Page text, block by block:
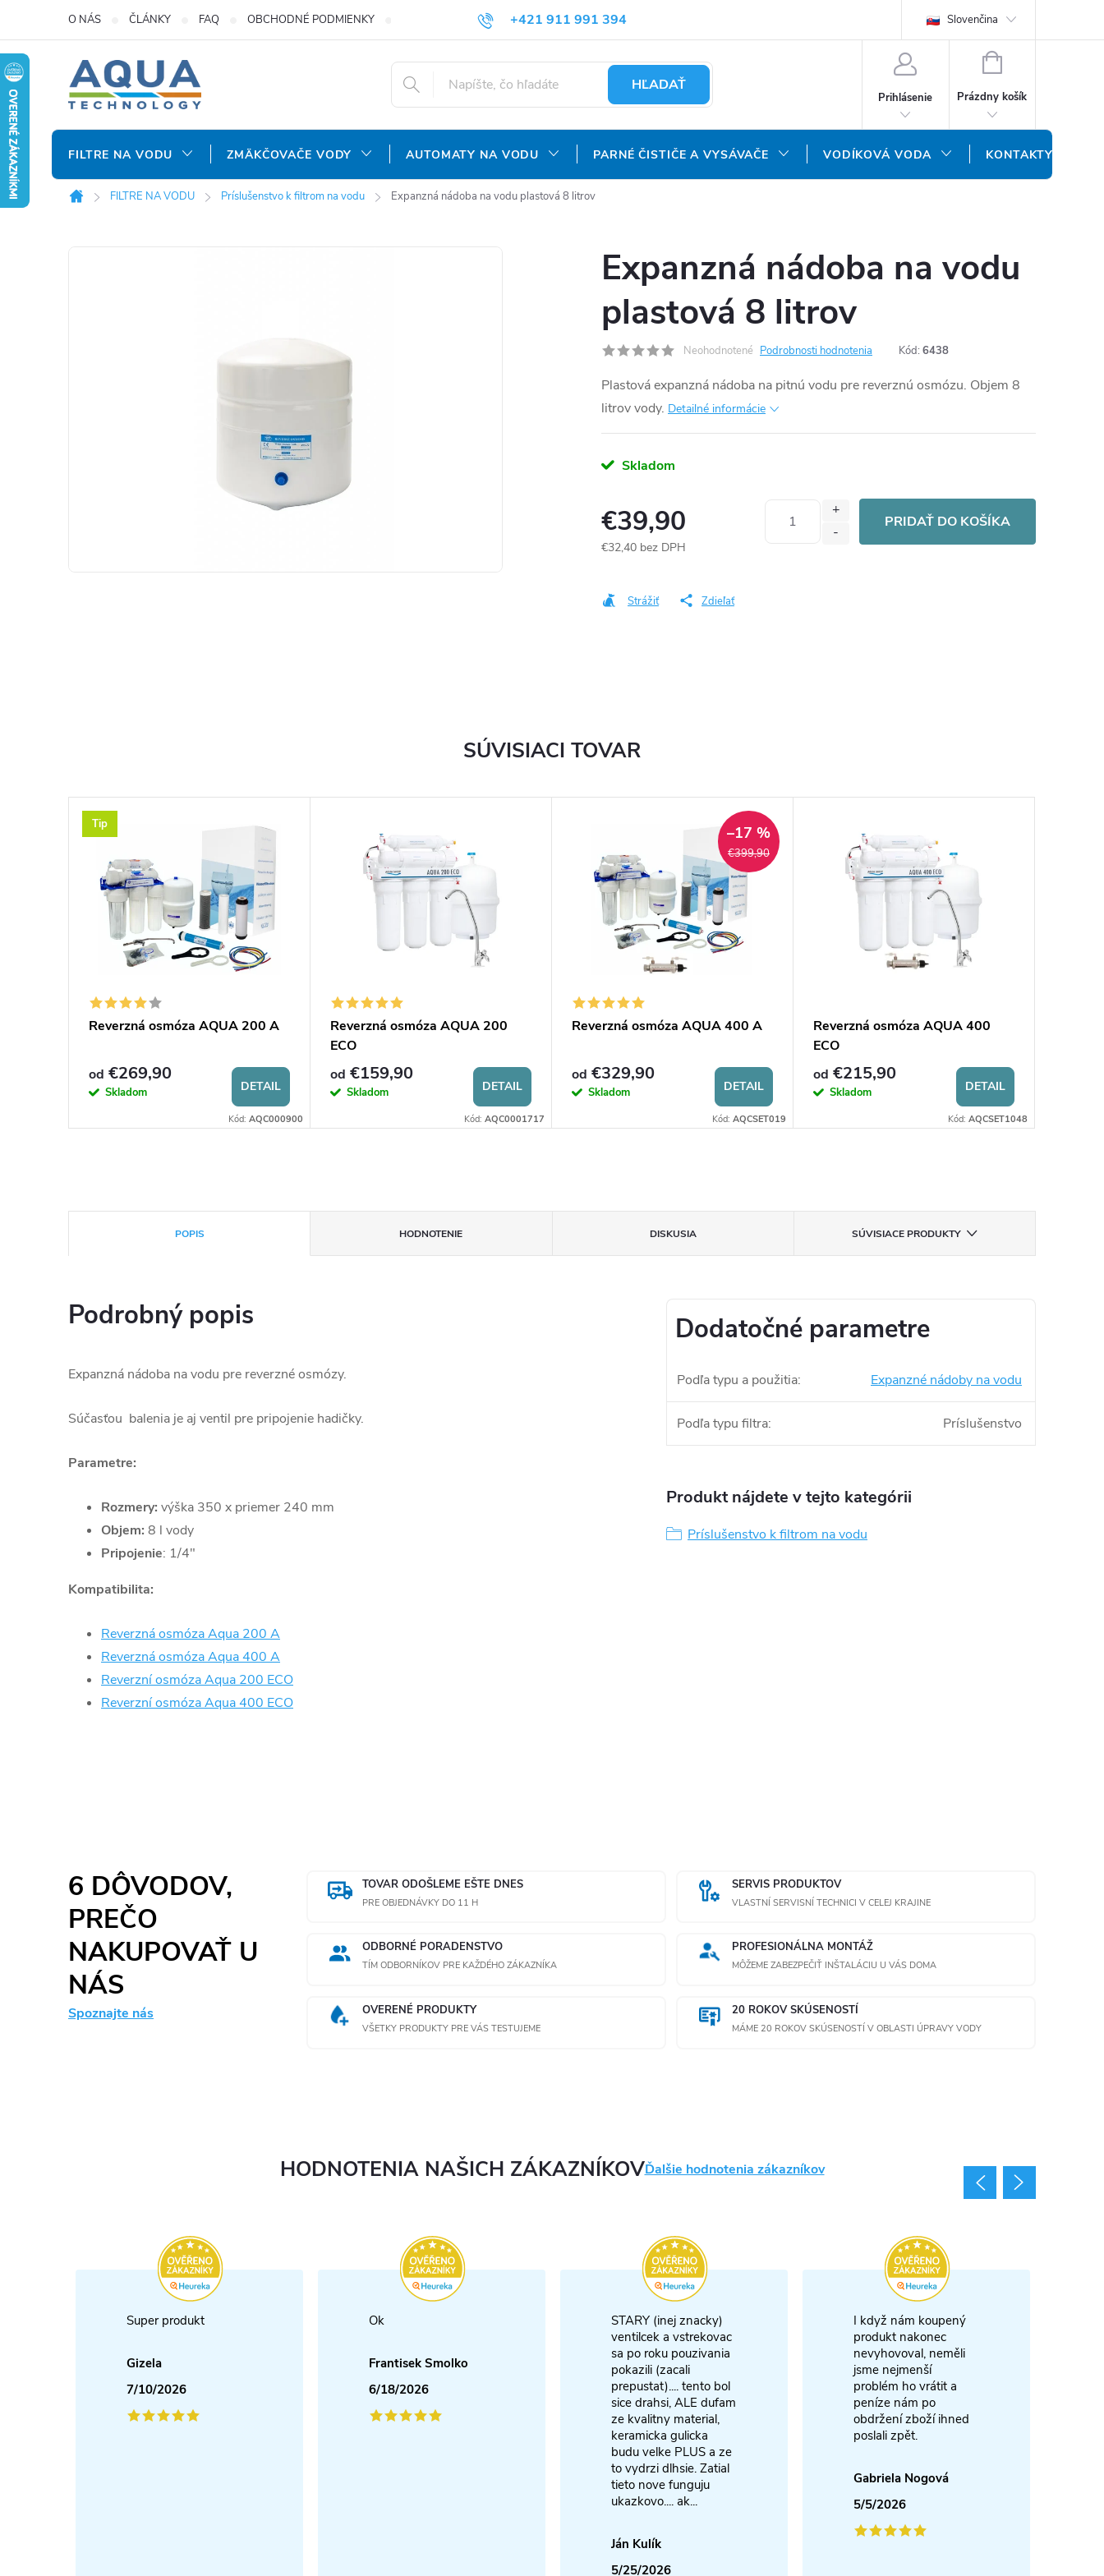
obsah
+421 911 991 394
info@aquatechnology.sk
O NÁS ČLÁNKY FAQ OBCHODNÉ PODMIENKY REKLAMAČNÝ PORIADOK OCHRANA OSOBNÝCH ÚDAJOV DOPRAVA A PLATBA
Slovenčina
HĽADAŤ
Prihlásenie
NÁKUPNÝ
Prázdny košík
FILTRE NA VODU ZMÄKČOVAČE VODY AUTOMATY NA VODU PARNÉ ČISTIČE A VYSÁVAČE VODÍKOVÁ VODA KONTAKTY
Domov
FILTRE NA VODU Príslušenstvo k filtrom na vodu Expanzná nádoba na vodu plastová 8 litrov
Expanzná nádoba na vodu
plastová 8 litrov
Neohodnotené Podrobnosti hodnotenia Kód: 6438
Plastová expanzná nádoba na pitnú vodu pre reverznú osmózu. Objem 8
litrov vody. Detailné informácie
Skladom
€39,90
€32,40 bez DPH
PRIDAŤ DO KOŠÍKA
Strážiť Zdieľať
POPIS HODNOTENIE DISKUSIA SÚVISIACE PRODUKTY
Podrobný popis
Expanzná nádoba na vodu pre reverzné osmózy.
Súčasťou balenia je aj ventil pre pripojenie hadičky.
Parametre:
Rozmery: výška 350 x priemer 240 mm
Objem: 8 l vody
Pripojenie: 1/4"
Kompatibilita:
Reverzná osmóza Aqua 200 A
Reverzná osmóza Aqua 400 A
Reverzní osmóza Aqua 200 ECO
Reverzní osmóza Aqua 400 ECO
Dodatočné parametre
Podľa typu a použitia: Expanzné nádoby na vodu
Podľa typu filtra: Príslušenstvo
Produkt nájdete v tejto kategórii
Príslušenstvo k filtrom na vodu
SÚVISIACI TOVAR
Tip
Reverzná osmóza AQUA 200 A
od €269,90
Skladom DETAIL
Kód: AQC000900
Reverzná osmóza AQUA 200
ECO
od €159,90
Skladom DETAIL
Kód: AQC0001717
€399,90
–17 %
Reverzná osmóza AQUA 400 A
od €329,90
Skladom DETAIL
Kód: AQCSET019
Reverzná osmóza AQUA 400
ECO
od €215,90
Skladom DETAIL
Kód: AQCSET1048
6 DÔVODOV,
PREČO
NAKUPOVAŤ U
NÁS
Spoznajte nás
TOVAR ODOŠLEME EŠTE DNES
PRE OBJEDNÁVKY DO 11 H
SERVIS PRODUKTOV
VLASTNÍ SERVISNÍ TECHNICI V CELEJ KRAJINE
ODBORNÉ PORADENSTVO
TÍM ODBORNÍKOV PRE KAŽDÉHO ZÁKAZNÍKA
PROFESIONÁLNA MONTÁŽ
MÔŽEME ZABEZPEČIŤ INŠTALÁCIU U VÁS DOMA
OVERENÉ PRODUKTY
VŠETKY PRODUKTY PRE VÁS TESTUJEME
20 ROKOV SKÚSENOSTÍ
MÁME 20 ROKOV SKÚSENOSTÍ V OBLASTI ÚPRAVY VODY
HODNOTENIA NAŠICH ZÁKAZNÍKOVĎalšie hodnotenia zákazníkov
Super produkt
Gizela
7/10/2026
Ok
Frantisek Smolko
6/18/2026
STARY (inej znacky)
ventilcek a vstrekovac
sa po roku pouzivania
pokazili (zacali
prepustat).... tento bol
sice drahsi, ALE dufam
ze kvalitny material,
keramicka gulicka
budu velke PLUS a ze
to vydrzi dlhsie. Zatial
tieto nove funguju
ukazkovo.... ak...
Ján Kulík
5/25/2026
I když nám koupený
produkt nakonec
nevyhovoval, neměli
jsme nejmenší
problém ho vrátit a
peníze nám po
obdržení zboží ihned
poslali zpět.
Gabriela Nogová
5/5/2026